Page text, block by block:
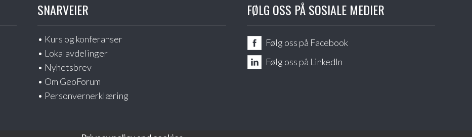
SNARVEIER
Kurs og konferanser
Lokalavdelinger
Nyhetsbrev
Om GeoForum
Personvernerklæring
FØLG OSS PÅ SOSIALE MEDIER
Følg oss på Facebook
Følg oss på LinkedIn